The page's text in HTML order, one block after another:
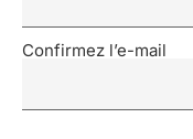
Confirmez l’e-mail